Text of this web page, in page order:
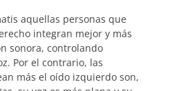
aquellas personas que
integran mejor y más
sonora, controlando
Por el contrario, las
más el oído izquierdo son,